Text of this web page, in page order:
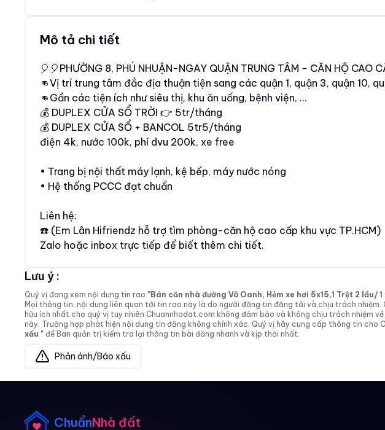
Mô tả chi tiết
🎈🎈PHƯỜNG 8, PHÚ NHUẬN-NGAY QUẬN TRUNG TÂM - CĂN HỘ CAO
👊Vị trí trung tâm đắc địa thuận tiện sang các quận 1, quận 3, quận 10,
👊Gần các tiện ích như siêu thị, khu ăn uống, bệnh viện, ...
💰 DUPLEX CỬA SỔ TRỜI 👉 5tr/tháng
💰 DUPLEX CỬA SỔ + BANCOL 5tr5/tháng
điện 4k, nước 100k, phí dvu 200k, xe free
• Trang bị nội thất máy lạnh, kệ bếp, máy nước nóng
• Hệ thống PCCC đạt chuẩn
Liên hệ:
☎️ (Em Lân Hifriendz hỗ trợ tìm phòng-căn hộ cao cấp khu vực TP.HCM)
Zalo hoặc inbox trực tiếp để biết thêm chi tiết.
Lưu ý :
Quý vị đang xem nội dung tin rao "Bán căn nhà đường Võ Oanh, Hẻm xe hơi 5x15,1 Trệt 2
Mọi thông tin, nội dung liên quan tới tin rao này là do người đăng tin đăng tải và chịu trách
hữu ích nhất cho quý vị tuy nhiên Chuannhadat.com không đảm bảo và không chịu trách nhiệm
này. Trường hợp phát hiện nội dung tin đăng không chính xác. Quý vị hãy cung cấp thông tin cho
xấu " để Ban quản trị kiểm tra lại thông tin bài đăng nhanh và kịp thời nhất.
Phản ánh/Báo xấu
ChuẩnNhà đất